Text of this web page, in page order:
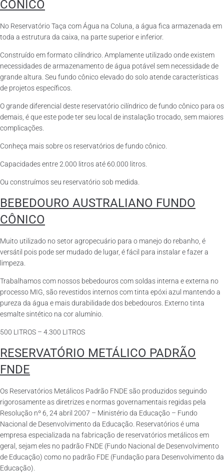
CÔNICO
No Reservatório Taça com Água na Coluna, a água fica armazenada em
toda a estrutura da caixa, na parte superior e inferior.
Construído em formato cilíndrico. Amplamente utilizado onde existem
necessidades de armazenamento de água potável sem necessidade de
grande altura. Seu fundo cônico elevado do solo atende características
de projetos específicos.
O grande diferencial deste reservatório cilíndrico de fundo cônico para os
demais, é que este pode ter seu local de instalação trocado, sem maiores
complicações.
Conheça mais sobre os reservatórios de fundo cônico.
Capacidades entre 2.000 litros até 60.000 litros.
Ou construímos seu reservatório sob medida.
BEBEDOURO AUSTRALIANO FUNDO
CÔNICO
Muito utilizado no setor agropecuário para o manejo do rebanho, é
versátil pois pode ser mudado de lugar, é fácil para instalar e fazer a
limpeza.
Trabalhamos com nossos bebedouros com soldas interna e externa no
processo MIG, são revestidos internos com tinta epóxi azul mantendo a
pureza da água e mais durabilidade dos bebedouros. Externo tinta
esmalte sintético na cor alumínio.
500 LITROS – 4.300 LITROS
RESERVATÓRIO METÁLICO PADRÃO
FNDE
Os Reservatórios Metálicos Padrão FNDE são produzidos seguindo
rigorosamente as diretrizes e normas governamentais regidas pela
Resolução nº 6, 24 abril 2007 – Ministério da Educação – Fundo
Nacional de Desenvolvimento da Educação. Reservatórios é uma
empresa especializada na fabricação de reservatórios metálicos em
geral, sejam eles no padrão FNDE (Fundo Nacional de Desenvolvimento
de Educação) como no padrão FDE (Fundação para Desenvolvimento da
Educação).